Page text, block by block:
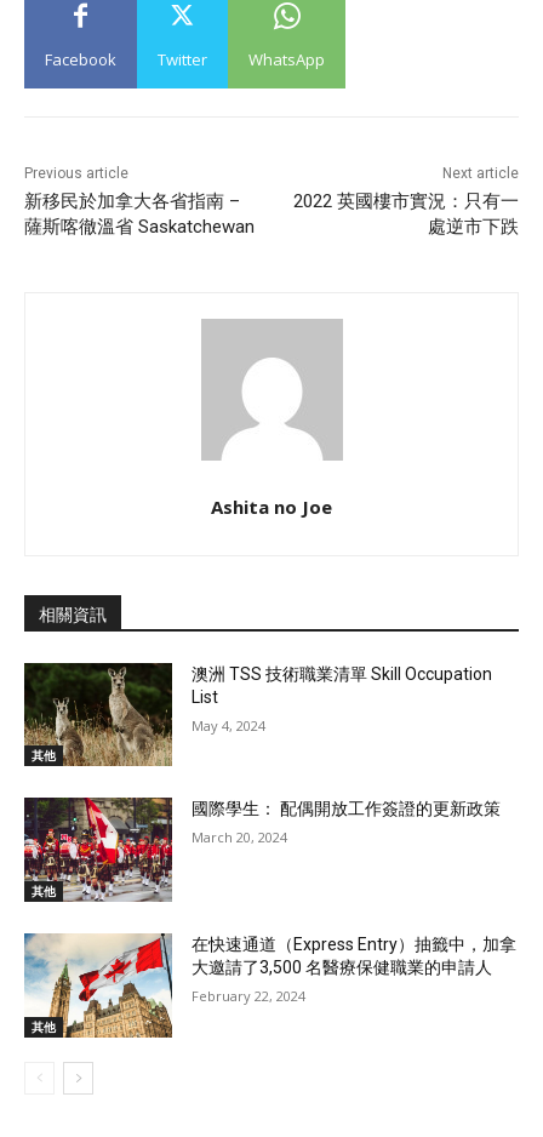
Facebook Twitter WhatsApp
Previous article
新移民於加拿大各省指南 –
薩斯喀徹溫省 Saskatchewan
Next article
2022 英國樓市實況：只有一
處逆市下跌
Ashita no Joe
相關資訊
其他
澳洲 TSS 技術職業清單 Skill Occupation
List
May 4, 2024
其他
國際學生： 配偶開放工作簽證的更新政策
March 20, 2024
其他
在快速通道（Express Entry）抽籤中，加拿
大邀請了3,500 名醫療保健職業的申請人
February 22, 2024